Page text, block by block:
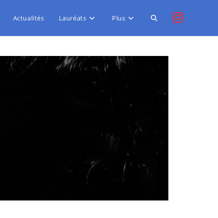
Actualités Lauréats Plus